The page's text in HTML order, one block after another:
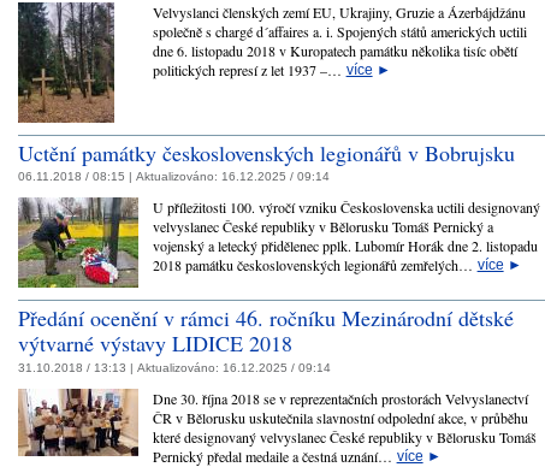
Velvyslanci členských zemí EU, Ukrajiny, Gruzie a Ázerbájdžánu
společně s chargé d´affaires a. i. Spojených států amerických uctili
dne 6. listopadu 2018 v Kuropatech památku několika tisíc obětí
politických represí z let 1937 –… více ►
Uctění památky československých legionářů v Bobrujsku
06.11.2018 / 08:15 | Aktualizováno: 16.12.2025 / 09:14
U příležitosti 100. výročí vzniku Československa uctili designovaný
velvyslanec České republiky v Bělorusku Tomáš Pernický a
vojenský a letecký přidělenec pplk. Lubomír Horák dne 2. listopadu
2018 památku československých legionářů zemřelých… více ►
Předání ocenění v rámci 46. ročníku Mezinárodní dětské
výtvarné výstavy LIDICE 2018
31.10.2018 / 13:13 | Aktualizováno: 16.12.2025 / 09:14
Dne 30. října 2018 se v reprezentačních prostorách Velvyslanectví
ČR v Bělorusku uskutečnila slavnostní odpolední akce, v průběhu
které designovaný velvyslanec České republiky v Bělorusku Tomáš
Pernický předal medaile a čestná uznání… více ►